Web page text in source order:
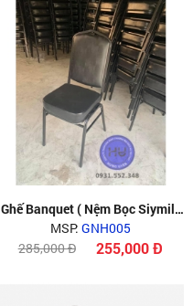
Ghế Banquet ( Nệm Bọc Siymily
)
MSP: GNH005
285,000 Đ
255,000 Đ